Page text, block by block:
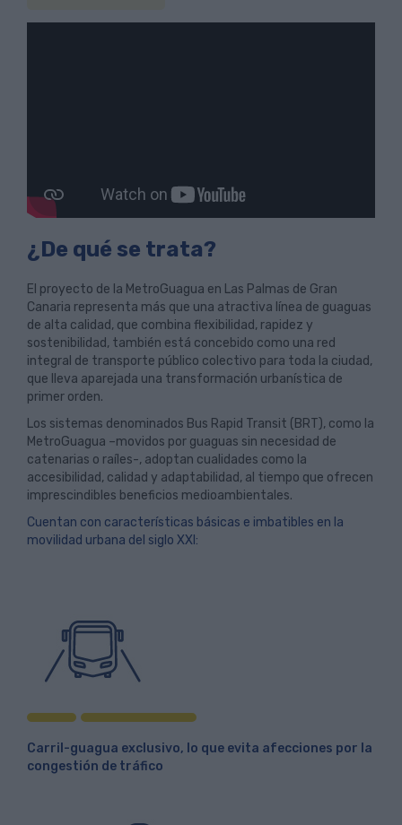
¿De qué se trata?
El proyecto de la MetroGuagua en Las Palmas de Gran
Canaria representa más que una atractiva línea de guaguas
de alta calidad, que combina flexibilidad, rapidez y
sostenibilidad, también está concebido como una red
integral de transporte público colectivo para toda la ciudad,
que lleva aparejada una transformación urbanística de
primer orden.
Los sistemas denominados Bus Rapid Transit (BRT), como la
MetroGuagua –movidos por guaguas sin necesidad de
catenarias o raíles-, adoptan cualidades como la
accesibilidad, calidad y adaptabilidad, al tiempo que ofrecen
imprescindibles beneficios medioambientales.
Cuentan con características básicas e imbatibles en la
movilidad urbana del siglo XXI:
Carril-guagua exclusivo, lo que evita afecciones por la
congestión de tráfico